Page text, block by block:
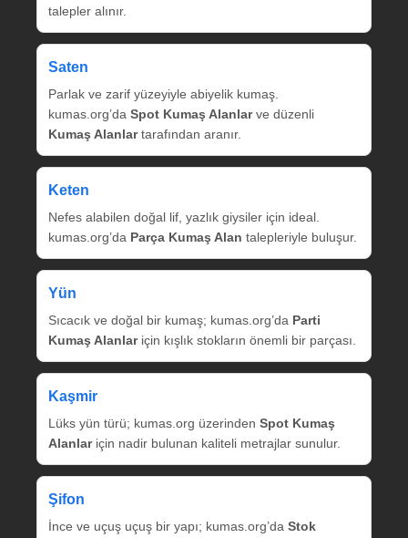
talepler alınır.
Saten
Parlak ve zarif yüzeyiyle abiyelik kumaş.
kumas.org’da Spot Kumaş Alanlarve düzenli
Kumaş Alanlartarafından aranır.
Keten
Nefes alabilen doğal lif, yazlık giysiler için ideal.
kumas.org’da Parça Kumaş Alan talepleriyle buluşur.
Yün
Sıcacık ve doğal bir kumaş; kumas.org’da Parti
Kumaş Alanlariçin kışlık stokların önemli bir parçası.
Kaşmir
Lüks yün türü; kumas.org üzerinden Spot Kumaş
Alanlariçin nadir bulunan kaliteli metrajlar sunulur.
Şifon
İnce ve uçuş uçuş bir yapı; kumas.org’da Stok